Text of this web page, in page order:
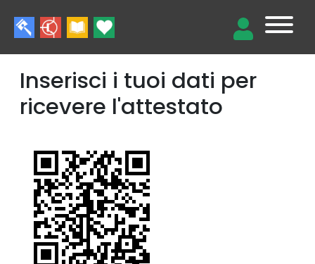
Inserisci i tuoi dati per
ricevere l'attestato